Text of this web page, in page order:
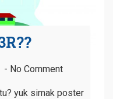
No Comment
yuk simak poster